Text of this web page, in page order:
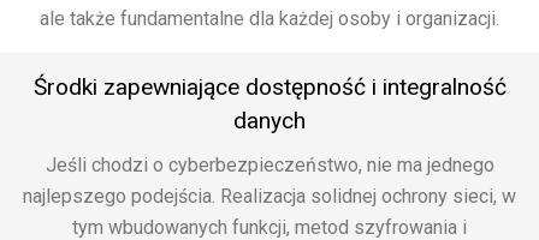
ale także fundamentalne dla każdej osoby i organizacji.
Środki zapewniające dostępność i integralność
danych
Jeśli chodzi o cyberbezpieczeństwo, nie ma jednego
najlepszego podejścia. Realizacja solidnej ochrony sieci, w
tym wbudowanych funkcji, metod szyfrowania i